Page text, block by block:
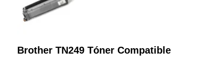
Brother TN249 Tóner Compatible